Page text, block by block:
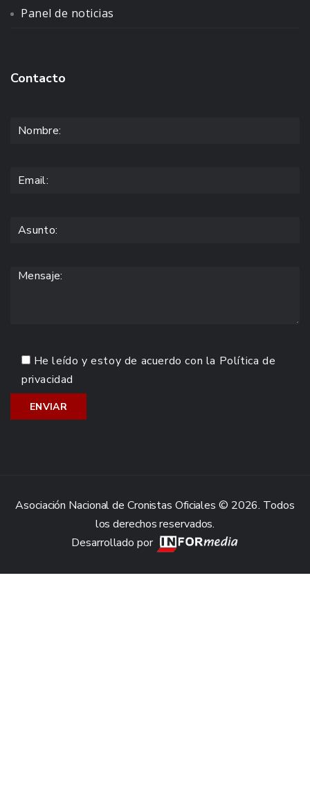
Panel de noticias
Contacto
He leído y estoy de acuerdo con la Política de
privacidad
Asociación Nacional de Cronistas Oficiales © 2026. Todos
los derechos reservados.
Desarrollado por